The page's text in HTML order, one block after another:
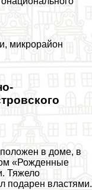
микрорайон
в доме, в
«Рожденные
Тяжело
подарен властями.